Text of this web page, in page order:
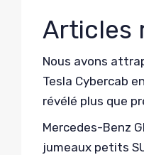
Articles
Nous avons
Tesla Cybercab
révélé plus que
Mercedes-Benz
jumeaux petits